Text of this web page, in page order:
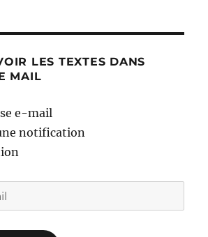
LES TEXTES DANS
MAIL
e-mail
notification